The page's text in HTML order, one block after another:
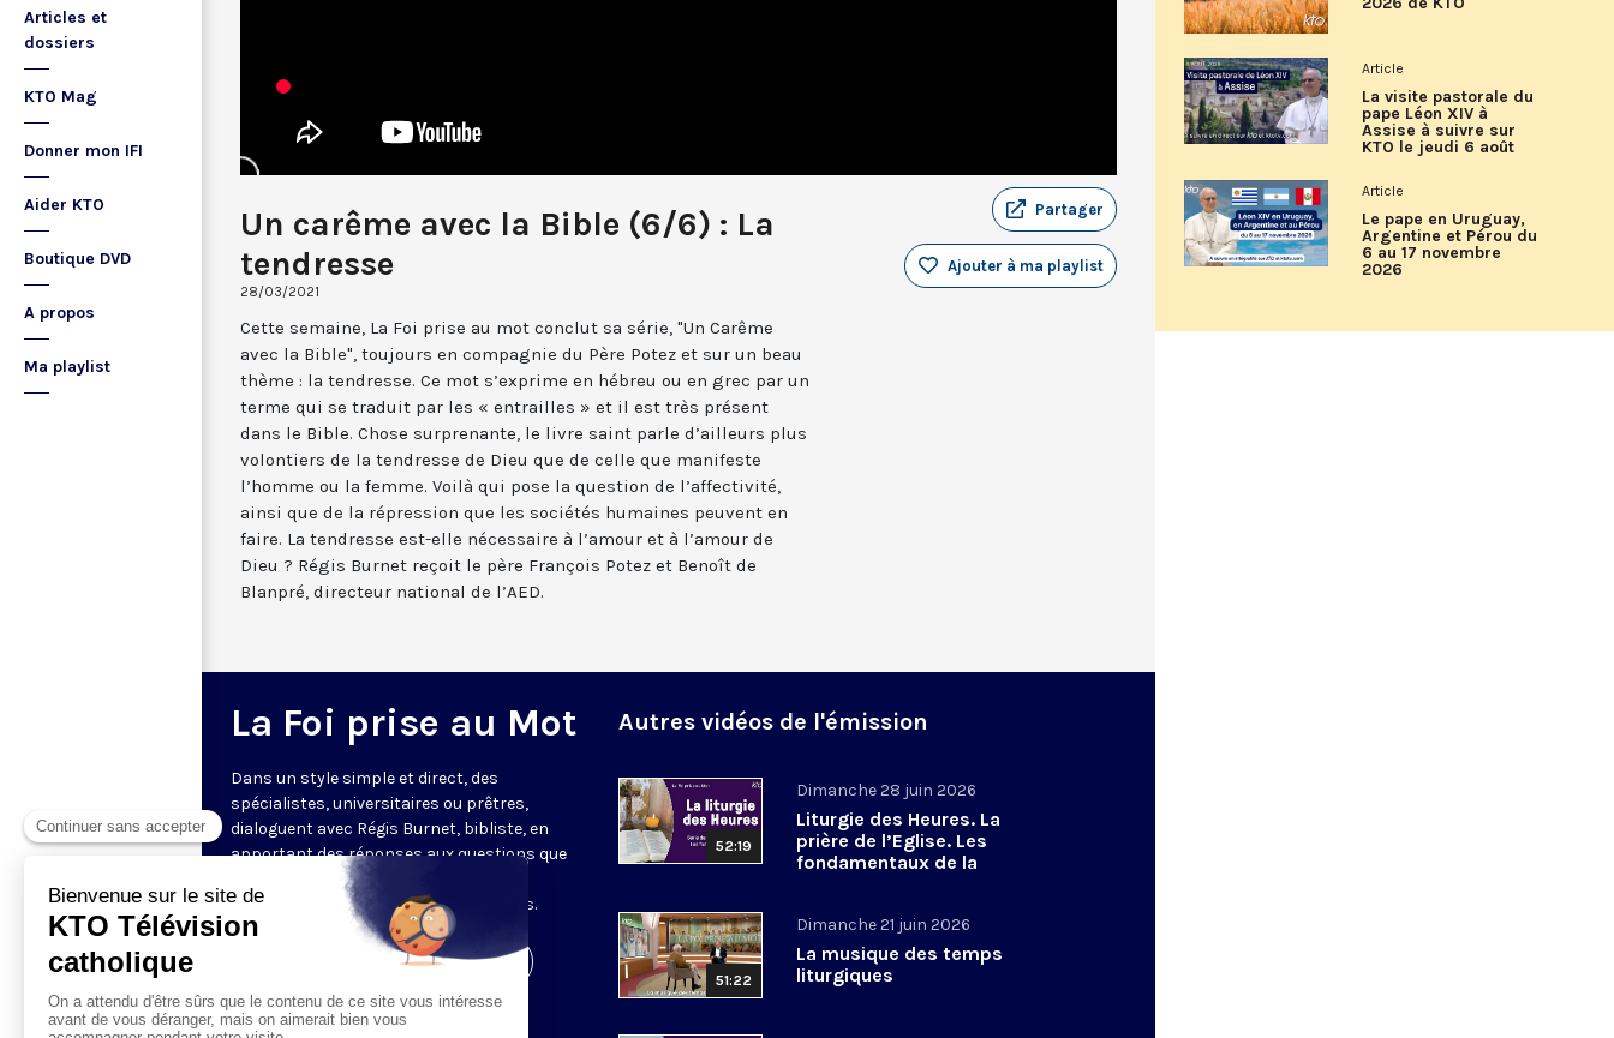
Articles et
dossiers
KTO Mag
Donner mon IFI
Aider KTO
Boutique DVD
A propos
Ma playlist
Un carême avec la Bible (6/6) : La
tendresse
28/03/2021
Partager
Ajouter à ma playlist
Cette semaine, La Foi prise au mot conclut sa série, "Un Carême
avec la Bible", toujours en compagnie du Père Potez et sur un beau
thème : la tendresse. Ce mot s’exprime en hébreu ou en grec par un
terme qui se traduit par les « entrailles » et il est très présent
dans le Bible. Chose surprenante, le livre saint parle d’ailleurs plus
volontiers de la tendresse de Dieu que de celle que manifeste
l’homme ou la femme. Voilà qui pose la question de l’affectivité,
ainsi que de la répression que les sociétés humaines peuvent en
faire. La tendresse est-elle nécessaire à l’amour et à l’amour de
Dieu ? Régis Burnet reçoit le père François Potez et Benoît de
Blanpré, directeur national de l’AED.
La Foi prise au Mot
Dans un style simple et direct, des
spécialistes, universitaires ou prêtres,
dialoguent avec Régis Burnet, bibliste, en
apportant des réponses aux questions que
nous pouvons nous poser sur la foi, la
liturgie, de grandes figures chrétiennes.
Visiter la page de l'émission
Autres vidéos de l'émission
52:19
Dimanche 28 juin 2026
Liturgie des Heures. La
prière de l’Eglise. Les
fondamentaux de la
51:22
Dimanche 21 juin 2026
La musique des temps
liturgiques
Article
La visite pastorale du
pape Léon XIV à
Assise à suivre sur
KTO le jeudi 6 août
Article
Le pape en Uruguay,
Argentine et Pérou du
6 au 17 novembre
2026